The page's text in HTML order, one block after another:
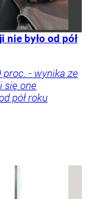
było od pół
proc. - wynika ze
się one
pół roku